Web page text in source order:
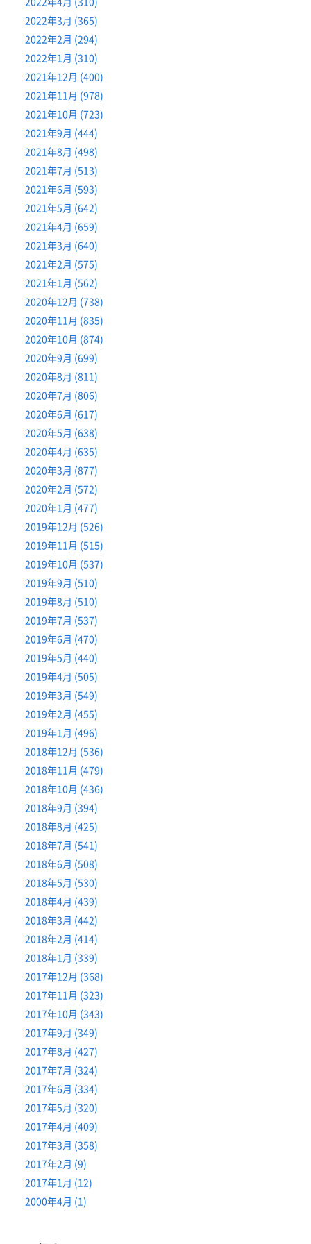
2022年3月 (365)
2022年2月 (294)
2022年1月 (310)
2021年12月 (400)
2021年11月 (978)
2021年10月 (723)
2021年9月 (444)
2021年8月 (498)
2021年7月 (513)
2021年6月 (593)
2021年5月 (642)
2021年4月 (659)
2021年3月 (640)
2021年2月 (575)
2021年1月 (562)
2020年12月 (738)
2020年11月 (835)
2020年10月 (874)
2020年9月 (699)
2020年8月 (811)
2020年7月 (806)
2020年6月 (617)
2020年5月 (638)
2020年4月 (635)
2020年3月 (877)
2020年2月 (572)
2020年1月 (477)
2019年12月 (526)
2019年11月 (515)
2019年10月 (537)
2019年9月 (510)
2019年8月 (510)
2019年7月 (537)
2019年6月 (470)
2019年5月 (440)
2019年4月 (505)
2019年3月 (549)
2019年2月 (455)
2019年1月 (496)
2018年12月 (536)
2018年11月 (479)
2018年10月 (436)
2018年9月 (394)
2018年8月 (425)
2018年7月 (541)
2018年6月 (508)
2018年5月 (530)
2018年4月 (439)
2018年3月 (442)
2018年2月 (414)
2018年1月 (339)
2017年12月 (368)
2017年11月 (323)
2017年10月 (343)
2017年9月 (349)
2017年8月 (427)
2017年7月 (324)
2017年6月 (334)
2017年5月 (320)
2017年4月 (409)
2017年3月 (358)
2017年2月 (9)
2017年1月 (12)
2000年4月 (1)